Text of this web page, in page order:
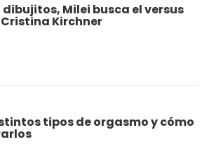
dibujitos, Milei busca el versus
Kirchner
tipos de orgasmo y cómo